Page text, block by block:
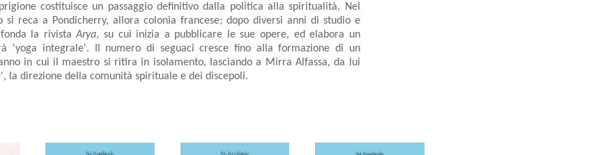
costituisce un passaggio definitivo dalla politica alla spiritualità. Nel
si reca a Pondicherry, allora colonia francese; dopo diversi anni di studio e
la rivistaArya, su cui inizia a pubblicare le sue opere, ed elabora un
'yoga integrale'. Il numero di seguaci cresce fino alla formazione di un
in cui il maestro si ritira in isolamento, lasciando a Mirra Alfassa, da lui
la direzione della comunità spirituale e dei discepoli.